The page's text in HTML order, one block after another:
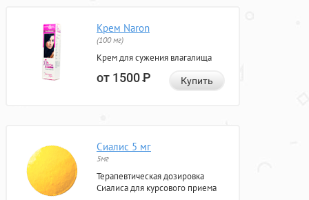
Крем Naron
(100 мг)
Крем для сужения влагалища
от 1500Р Купить
Сиалис 5 мг
5мг
Терапевтическая дозировка
Сиалиса для курсового приема